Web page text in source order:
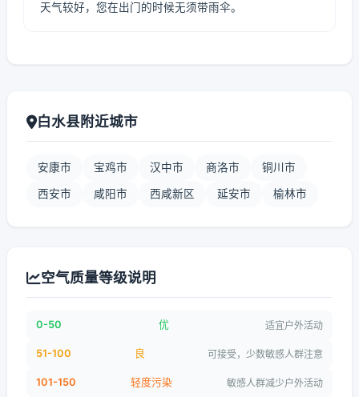
天气较好，您在出门的时候无须带雨伞。
白水县附近城市
安康市 宝鸡市 汉中市 商洛市 铜川市
西安市 咸阳市 西咸新区 延安市 榆林市
空气质量等级说明
0-50 优 适宜户外活动
51-100 良 可接受，少数敏感人群注意
101-150 轻度污染 敏感人群减少户外活动